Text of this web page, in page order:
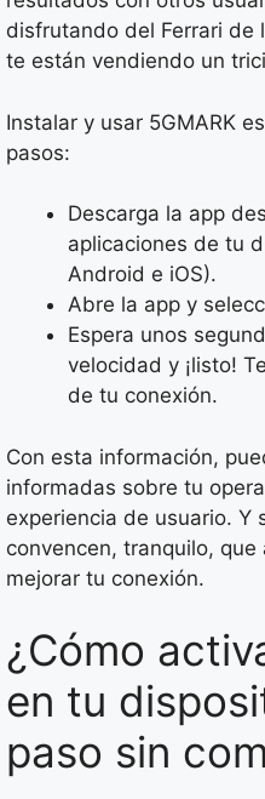
disfrutando del Ferrari de
te están vendiendo un
Instalar y usar 5GMARK
pasos:
Descarga la app
aplicaciones de tu
Android e iOS).
Abre la app y
Espera unos
velocidad y ¡listo!
de tu conexión.
Con esta información,
informadas sobre tu
experiencia de usuario. Y
convencen, tranquilo,
mejorar tu conexión.
¿Cómo
en tu
paso sin